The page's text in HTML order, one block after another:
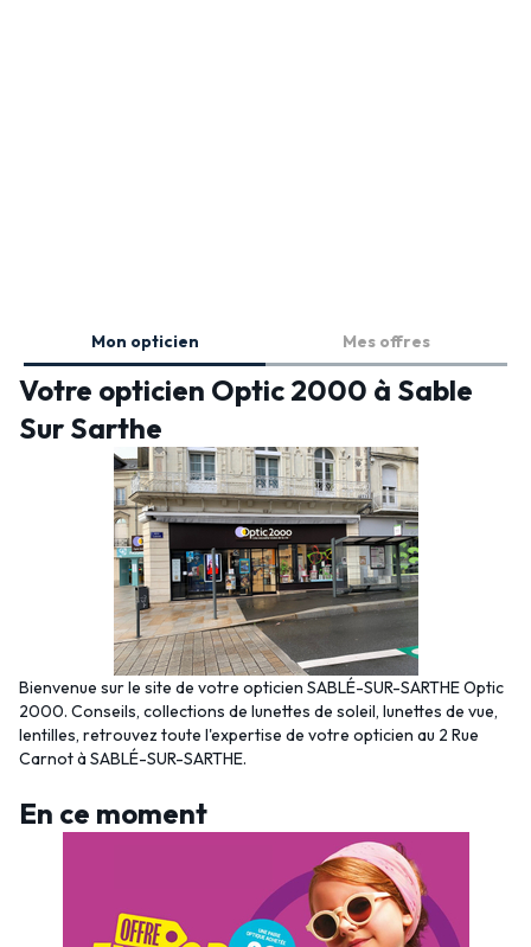
Mon opticien Mes offres
Votre opticien Optic 2000 à Sable
Sur Sarthe
Bienvenue sur le site de votre opticien SABLÉ-SUR-SARTHE Optic
2000. Conseils, collections de lunettes de soleil, lunettes de vue,
lentilles, retrouvez toute l'expertise de votre opticien au 2 Rue
Carnot à SABLÉ-SUR-SARTHE.
En ce moment